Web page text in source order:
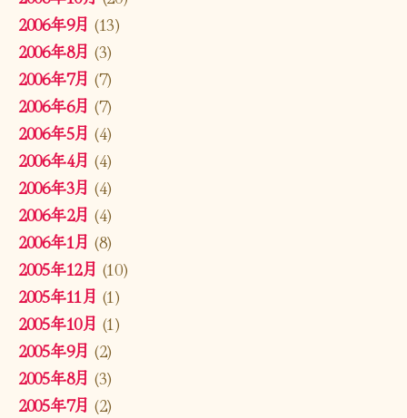
2006年9月 (13)
2006年8月 (3)
2006年7月 (7)
2006年6月 (7)
2006年5月 (4)
2006年4月 (4)
2006年3月 (4)
2006年2月 (4)
2006年1月 (8)
2005年12月 (10)
2005年11月 (1)
2005年10月 (1)
2005年9月 (2)
2005年8月 (3)
2005年7月 (2)